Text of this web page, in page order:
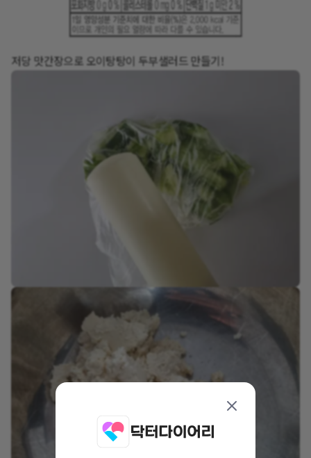
저당 맛간장으로 오이탕탕이 두부샐러드 만들기!